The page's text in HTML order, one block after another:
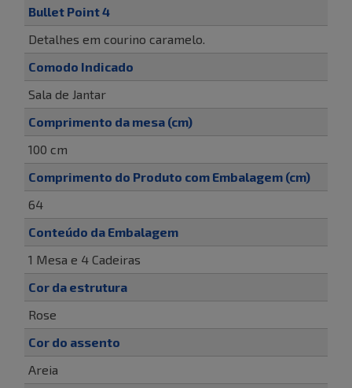
Bullet Point 4
Detalhes em courino caramelo.
Comodo Indicado
Sala de Jantar
Comprimento da mesa (cm)
100 cm
Comprimento do Produto com Embalagem (cm)
64
Conteúdo da Embalagem
1 Mesa e 4 Cadeiras
Cor da estrutura
Rose
Cor do assento
Areia